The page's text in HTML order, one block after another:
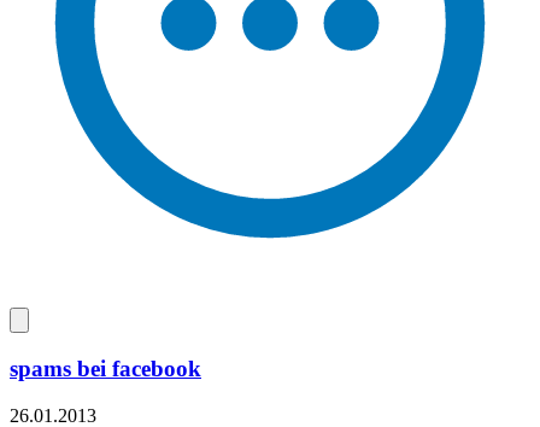
spams bei facebook
26.01.2013